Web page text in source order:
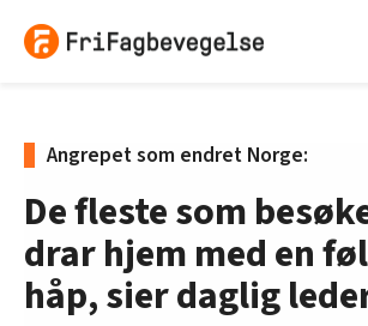
Angrepet som endret Norge:
De fleste som
drar hjem med en
håp, sier daglig